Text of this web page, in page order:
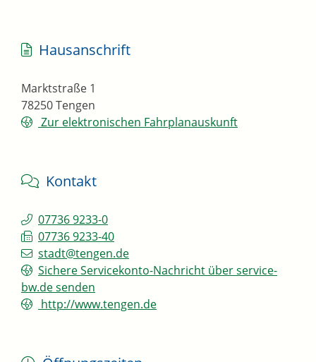
Hausanschrift
Marktstraße 1
78250Tengen
Zur elektronischen Fahrplanauskunft
Kontakt
07736 9233-0
07736 9233-40
stadt@tengen.de
Sichere Servicekonto-Nachricht über service-
bw.de senden
http://www.tengen.de